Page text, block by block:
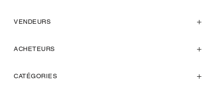
VENDEURS
ACHETEURS
CATÉGORIES